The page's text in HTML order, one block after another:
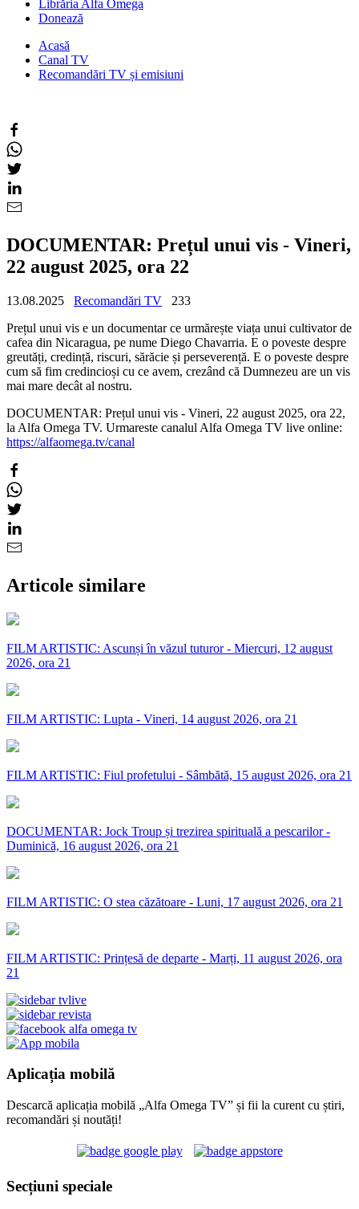
Librăria Alfa Omega
Donează
Acasă
Canal TV
Recomandări TV și emisiuni
DOCUMENTAR: Prețul unui vis - Vineri,
22 august 2025, ora 22
13.08.2025 Recomandări TV
233
Prețul unui vis e un documentar ce urmărește viața unui cultivator de
cafea din Nicaragua, pe nume Diego Chavarria. E o poveste despre
greutăți, credință, riscuri, sărăcie și perseverență. E o poveste despre
cum să fim credincioși cu ce avem, crezând că Dumnezeu are un vis
mai mare decât al nostru.
DOCUMENTAR: Prețul unui vis - Vineri, 22 august 2025, ora 22,
la Alfa Omega TV. Urmareste canalul Alfa Omega TV live online:
https://alfaomega.tv/canal
Articole similare
FILM ARTISTIC: Ascunși în văzul tuturor - Miercuri, 12 august
2026, ora 21
FILM ARTISTIC: Lupta - Vineri, 14 august 2026, ora 21
FILM ARTISTIC: Fiul profetului - Sâmbătă, 15 august 2026, ora 21
DOCUMENTAR: Jock Troup și trezirea spirituală a pescarilor -
Duminică, 16 august 2026, ora 21
FILM ARTISTIC: O stea căzătoare - Luni, 17 august 2026, ora 21
FILM ARTISTIC: Prințesă de departe - Marți, 11 august 2026, ora
21
Aplicația mobilă
Descarcă aplicația mobilă „Alfa Omega TV” și fii la curent cu știri,
recomandări și noutăți!
Secțiuni speciale